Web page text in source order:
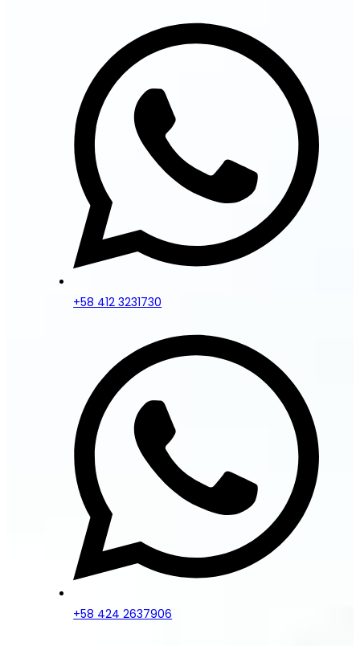
+58 412 3231730
+58 424 2637906